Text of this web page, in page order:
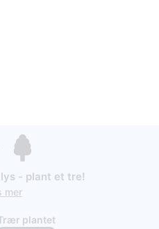
- plant et tre!
mer
plantet